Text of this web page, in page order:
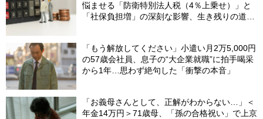
悩ませる「防衛特別法人税（4％上乗せ）」と
「社保負担増」の深刻な影響、生き残りの道
「もう解放してください」小遣い月2万5,000円
の57歳会社員、息子の“大企業就職”に拍手喝采
から1年…思わず絶句した「衝撃の本音」
「お義母さんとして、正解がわからない…」＜
年金14万円＞71歳母、「孫の合格祝い」で上京